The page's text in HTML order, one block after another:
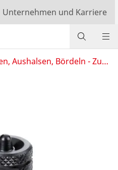
Unternehmen und Karriere
Aufweiten, Aushalsen, Bördeln - Zubehör